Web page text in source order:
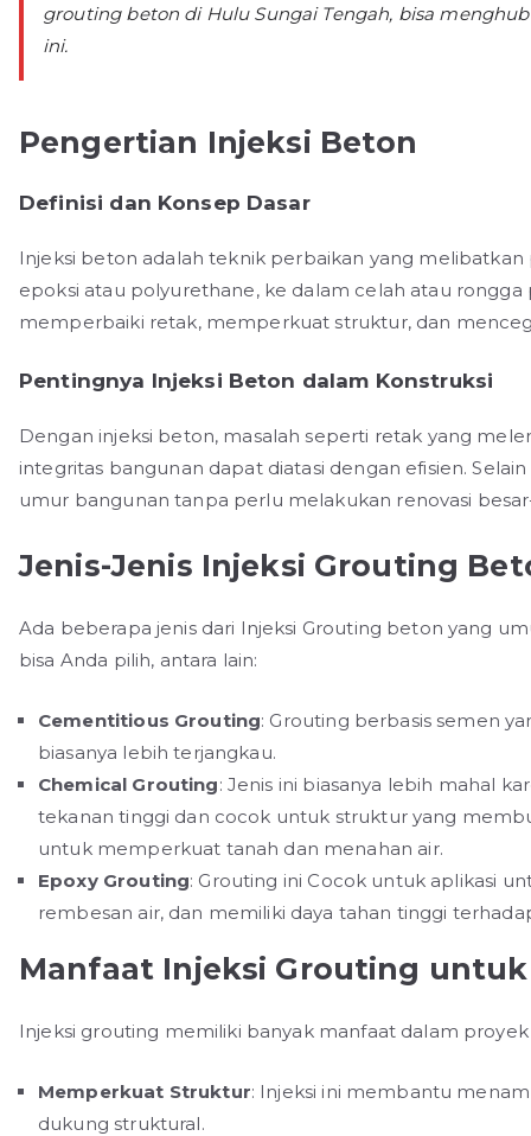
grouting beton di Hulu Sungai Tengah, bisa
ini.
Pengertian Injeksi Beton
Definisi dan Konsep Dasar
Injeksi beton adalah teknik perbaikan yang
epoksi atau polyurethane, ke dalam celah atau
memperbaiki retak, memperkuat struktur, dan
Pentingnya Injeksi Beton dalam Konstruksi
Dengan injeksi beton, masalah seperti retak yang
integritas bangunan dapat diatasi dengan efisien.
umur bangunan tanpa perlu melakukan renovasi
Jenis-Jenis Injeksi Grouting
Ada beberapa jenis dari Injeksi Grouting beton yang
bisa Anda pilih, antara lain:
Cementitious Grouting: Grouting berbasis semen
biasanya lebih terjangkau.
Chemical Grouting: Jenis ini biasanya lebih mahal
tekanan tinggi dan cocok untuk struktur yang
untuk memperkuat tanah dan menahan air.
Epoxy Grouting: Grouting ini Cocok untuk aplikasi
rembesan air, dan memiliki daya tahan tinggi
Manfaat Injeksi Grouting
Injeksi grouting memiliki banyak manfaat dalam proyek
Memperkuat Struktur: Injeksi ini membantu
dukung struktural.